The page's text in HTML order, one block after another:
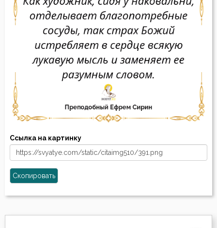
Ссылка на картинку
Скопировать